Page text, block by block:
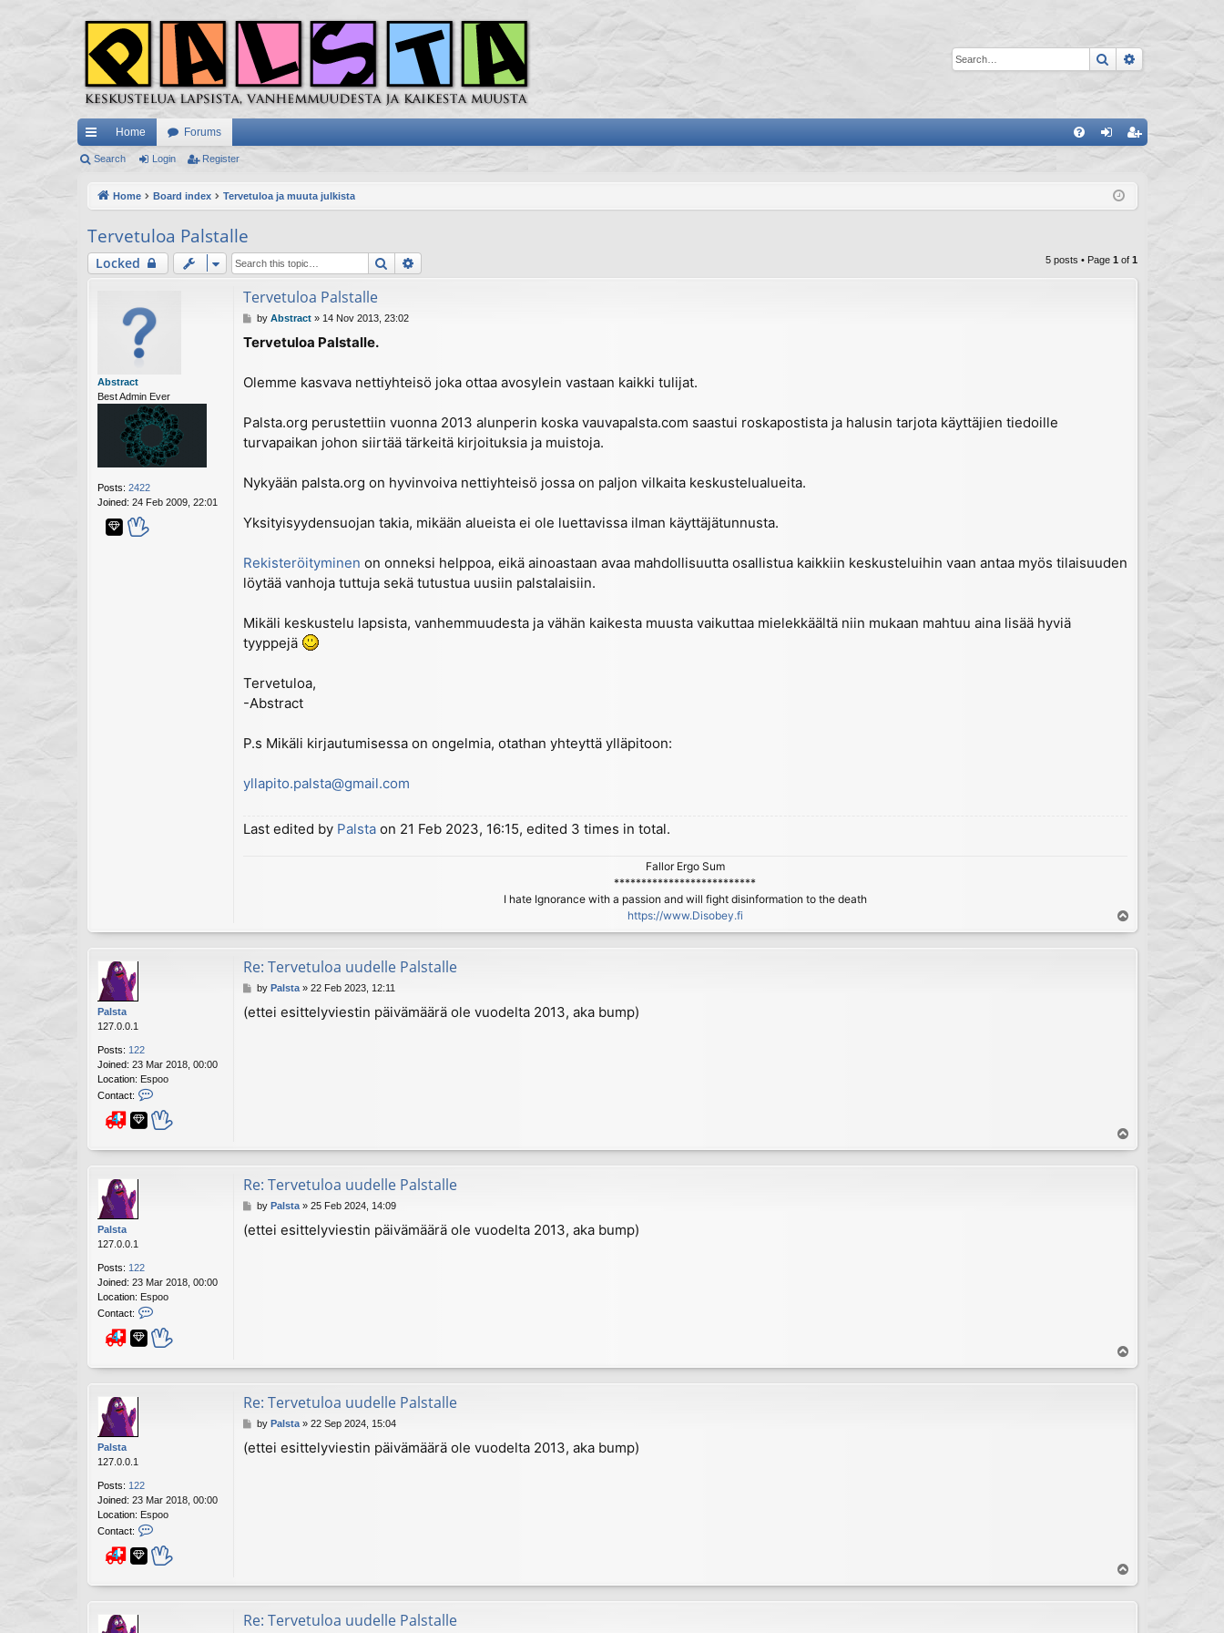
Search
ui
ks
Home Forums
ist
Search Login Register
Home Board index Tervetuloa ja muuta julkista
Tervetuloa Palstalle
Locked Search 5 posts • Page 1 of 1
Abstract
Best Admin Ever
Posts: 2422
Joined: 24 Feb 2009, 22:01
Tervetuloa Palstalle
P
s
byAbstract » 14 Nov 2013, 23:02
Tervetuloa Palstalle.
Olemme kasvava nettiyhteisö joka ottaa avosylein vastaan kaikki tulijat.
Palsta.org perustettiin vuonna 2013 alunperin koska vauvapalsta.com saastui roskapostista ja halusin tarjota käyttäjien tiedoille
turvapaikan johon siirtää tärkeitä kirjoituksia ja muistoja.
Nykyään palsta.org on hyvinvoiva nettiyhteisö jossa on paljon vilkaita keskustelualueita.
Yksityisyydensuojan takia, mikään alueista ei ole luettavissa ilman käyttäjätunnusta.
Rekisteröityminen on onneksi helppoa, eikä ainoastaan avaa mahdollisuutta osallistua kaikkiin keskusteluihin vaan antaa myös tilaisuuden
löytää vanhoja tuttuja sekä tutustua uusiin palstalaisiin.
Mikäli keskustelu lapsista, vanhemmuudesta ja vähän kaikesta muusta vaikuttaa mielekkäältä niin mukaan mahtuu aina lisää hyviä
tyyppejä
Tervetuloa,
-Abstract
P.s Mikäli kirjautumisessa on ongelmia, otathan yhteyttä ylläpitoon:
yllapito.palsta@gmail.com
Last edited by Palstaon 21 Feb 2023, 16:15, edited 3 times in total.
Fallor Ergo Sum
**************************
I hate Ignorance with a passion and will fight disinformation to the death
https://www.Disobey.fi
o
p
Palsta
127.0.0.1
Posts: 122
Joined: 23 Mar 2018, 00:00
Location: Espoo
Contact:
n
a
c
4
Re: Tervetuloa uudelle Palstalle
P
s
byPalsta »22 Feb 2023, 12:11
(ettei esittelyviestin päivämäärä ole vuodelta 2013, aka bump)
o
p
Palsta
127.0.0.1
Posts: 122
Joined: 23 Mar 2018, 00:00
Location: Espoo
Contact:
n
a
c
4
Re: Tervetuloa uudelle Palstalle
P
s
byPalsta »25 Feb 2024, 14:09
(ettei esittelyviestin päivämäärä ole vuodelta 2013, aka bump)
o
p
Palsta
127.0.0.1
Posts: 122
Joined: 23 Mar 2018, 00:00
Location: Espoo
Contact:
n
a
c
4
Re: Tervetuloa uudelle Palstalle
P
s
byPalsta »22 Sep 2024, 15:04
(ettei esittelyviestin päivämäärä ole vuodelta 2013, aka bump)
o
p
Re: Tervetuloa uudelle Palstalle